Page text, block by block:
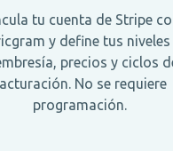
tu cuenta de Stripe
y define tus niveles
precios y ciclos
No se requiere
programación.